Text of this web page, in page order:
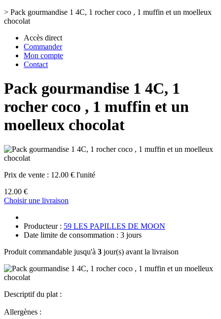
> Pack gourmandise 1 4C, 1 rocher coco , 1 muffin et un moelleux
chocolat
Accès direct
Commander
Mon compte
Contact
Pack gourmandise 1 4C, 1
rocher coco , 1 muffin et un
moelleux chocolat
Prix de vente : 12.00 € l'unité
12.00 €
Choisir une livraison
Producteur : 59 LES PAPILLES DE MOON
Date limite de consommation : 3 jours
Produit commandable jusqu'à 3 jour(s) avant la livraison
Descriptif du plat :
Allergènes :